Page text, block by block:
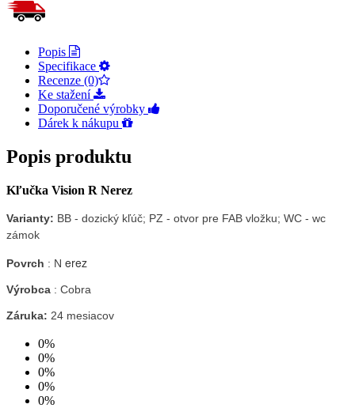
Popis
Specifikace
Recenze (0)
Ke stažení
Doporučené výrobky
Dárek k nákupu
Popis produktu
Kľučka Vision R Nerez
Varianty: BB - dozický kľúč; PZ - otvor pre FAB vložku; WC - wc
zámok
Povrch : N erez
Výrobca : Cobra
Záruka: 24 mesiacov
0%
0%
0%
0%
0%